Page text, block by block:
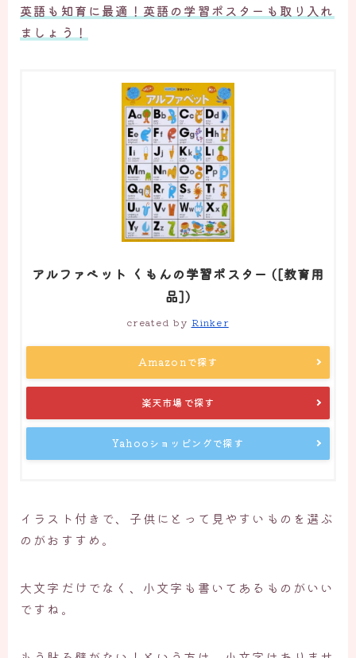
英語も知育に最適！英語の学習ポスターも取り入れ
ましょう！
アルファベット くもんの学習ポスター ([教育用
品])
created by Rinker
Amazonで探す
楽天市場で探す
Yahooショッピングで探す
イラスト付きで、子供にとって見やすいものを選ぶ
のがおすすめ。
大文字だけでなく、小文字も書いてあるものがいい
ですね。